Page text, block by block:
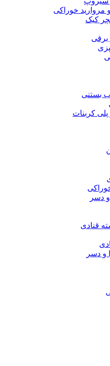
مروارید خوراکی
کیک
برقی
بستنی
کربنات
دسر
قنادی
و دسر